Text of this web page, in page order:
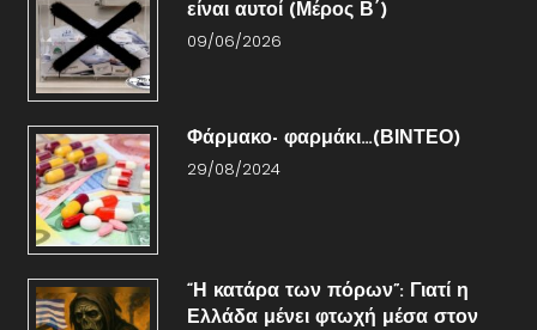
είναι αυτοί (Μέρος Β΄)
09/06/2026
Φάρμακο- φαρμάκι…(ΒΙΝΤΕΟ)
29/08/2024
“Η κατάρα των πόρων”: Γιατί η
Ελλάδα μένει φτωχή μέσα στον